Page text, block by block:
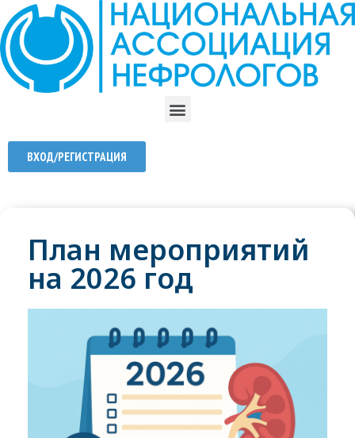
ВХОД/РЕГИСТРАЦИЯ
План мероприятий
на 2026 год